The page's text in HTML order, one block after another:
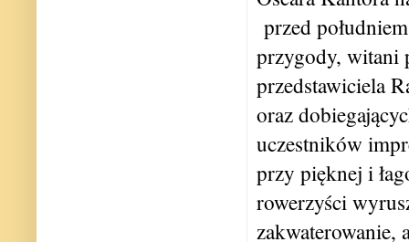
przed
przygody, witani
przedstawiciela
oraz
uczestników
przy pięknej i
rowerzyści
zakwaterowanie,